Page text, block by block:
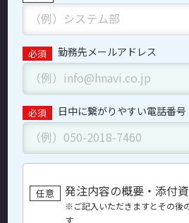
勤務先メールアドレス
日中に繋がりやすい電話番号
発注内容の概要・添付
※ご記入いただきますとその後
す